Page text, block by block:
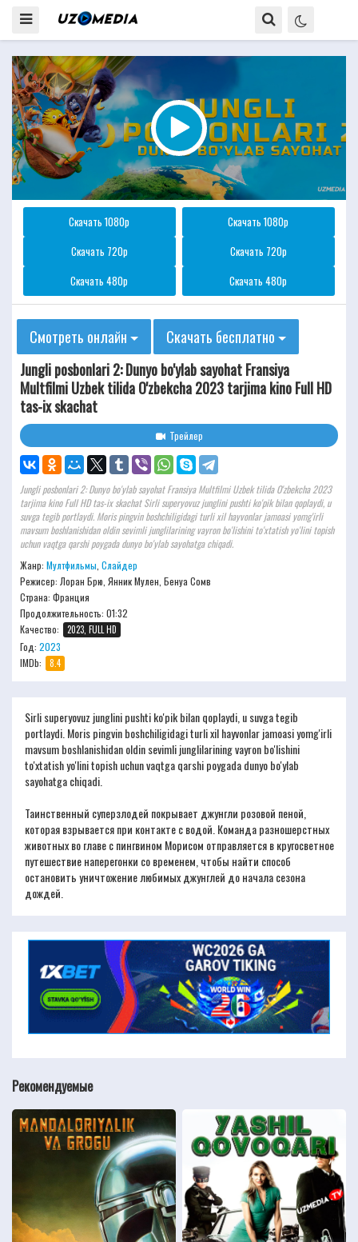
Скачать 1080p
Скачать 1080p
Скачать 720p
Скачать 720p
Скачать 480p
Скачать 480p
Смотреть онлайн
Скачать бесплатно
Jungli posbonlari 2: Dunyo bo'ylab sayohat Fransiya
Multfilmi Uzbek tilida O'zbekcha 2023 tarjima kino Full HD
tas-ix skachat
Трейлер
Jungli posbonlari 2: Dunyo bo'ylab sayohat Fransiya Multfilmi Uzbek tilida O'zbekcha 2023
tarjima kino Full HD tas-ix skachat Sirli superyovuz junglini pushti ko'pik bilan qoplaydi, u
suvga tegib portlaydi. Moris pingvin boshchiligidagi turli xil hayvonlar jamoasi yomg'irli
mavsum boshlanishidan oldin sevimli junglilarining vayron bo'lishini to'xtatish yo'lini topish
uchun vaqtga qarshi poygada dunyo bo'ylab sayohatga chiqadi.
Жанр: Мултфильмы Слайдер
Режисер: Лоран Брю, Янник Мулен, Бенуа Сомв
Страна: Франция
Продолжительность: 01:32
Качество:
2023, FULL HD
Год: 2023
IMDb:
8.4
Sirli superyovuz junglini pushti ko'pik bilan qoplaydi, u suvga tegib
portlaydi. Moris pingvin boshchiligidagi turli xil hayvonlar jamoasi yomg'irli
mavsum boshlanishidan oldin sevimli junglilarining vayron bo'lishini
to'xtatish yo'lini topish uchun vaqtga qarshi poygada dunyo bo'ylab
sayohatga chiqadi.
Таинственный суперзлодей покрывает джунгли розовой пеной,
которая взрывается при контакте с водой. Команда разношерстных
животных во главе с пингвином Морисом отправляется в кругосветное
путешествие наперегонки со временем, чтобы найти способ
остановить уничтожение любимых джунглей до начала сезона
дождей.
Рекомендуемые